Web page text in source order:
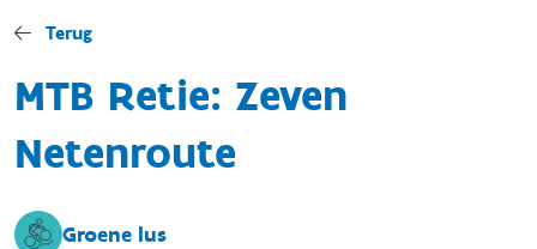
Terug
MTB Retie: Zeven
Netenroute
Groene lus